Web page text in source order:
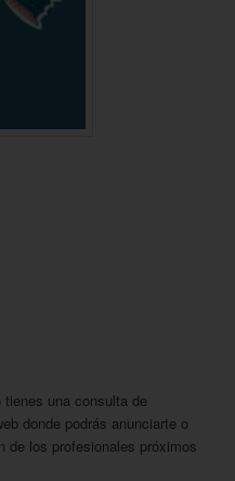
una consulta de
donde podrás anunciarte o
de los profesionales próximos